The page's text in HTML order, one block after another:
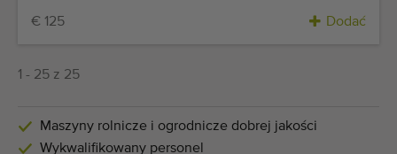
€ 125 Dodać
1 - 25 z 25
Maszyny rolnicze i ogrodnicze dobrej jakości
Wykwalifikowany personel